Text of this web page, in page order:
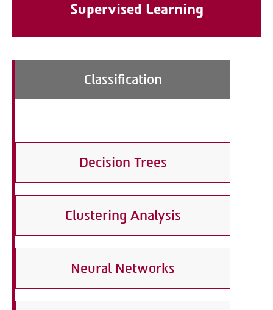
Supervised Learning
Classification
Decision Trees
Clustering Analysis
Neural Networks